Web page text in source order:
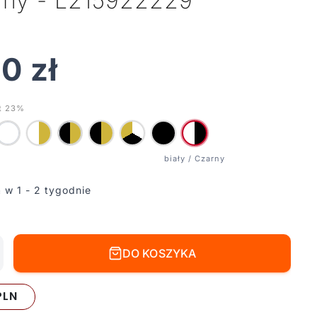
zł
23%
w 1 - 2 tygodnie
DO KOSZYKA